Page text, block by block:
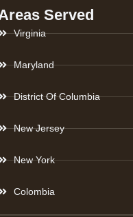
Served
Virginia
Maryland
District Of Columbia
New Jersey
New York
Colombia